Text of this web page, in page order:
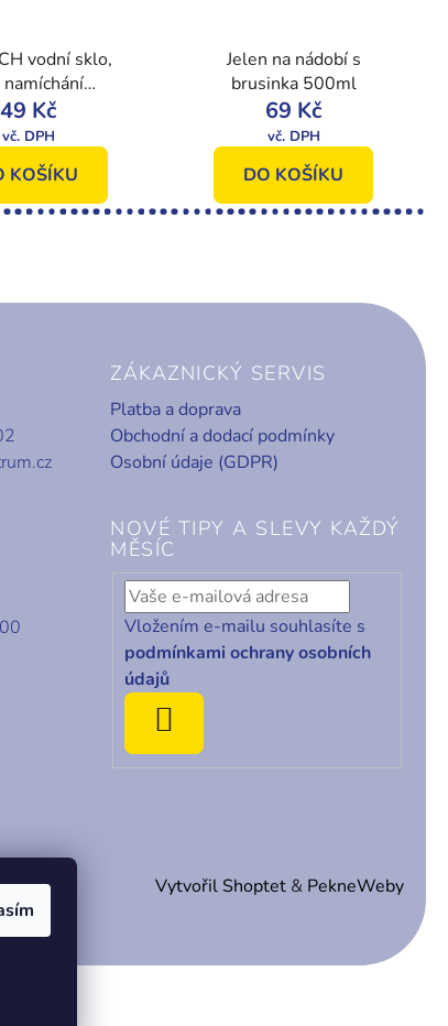
vodní sklo,
lepící malty
0,5L
49 Kč
KOŠÍKU
Jelen na nádobí s
brusinka 500ml
69 Kč
DO KOŠÍKU
ZÁKAZNICKÝ SERVIS
Platba a doprava
Obchodní a dodací podmínky
Osobní údaje (GDPR)
NOVÉ TIPY A SLEVY KAŽDÝ
MĚSÍC
Vložením e-mailu souhlasíte s
podmínkami ochrany osobních
údajů
Vytvořil Shoptet & PekneWeby